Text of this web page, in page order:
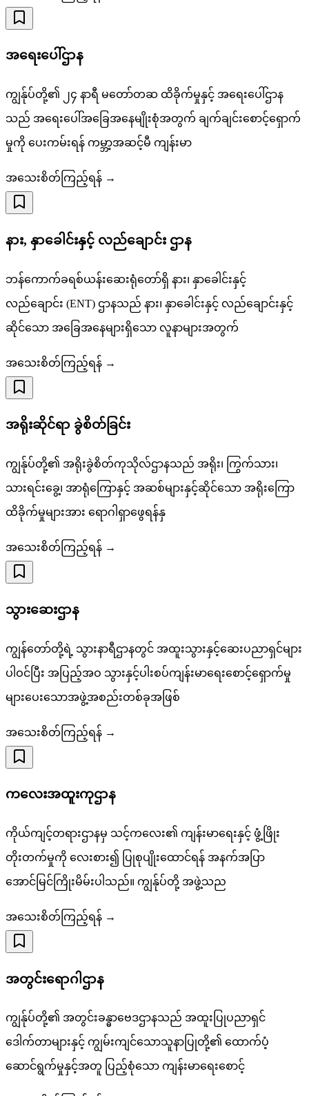
အရေးပေါ်ဌာန
ကျွန်ုပ်တို့၏ ၂၄ နာရီ မတော်တဆ ထိခိုက်မှုနှင့် အရေးပေါ်ဌာန
သည် အရေးပေါ်အခြေအနေမျိုးစုံအတွက် ချက်ချင်းစောင့်ရှောက်
မှုကို ပေးကမ်းရန် ကမ္ဘာ့အဆင့်မီ ကျန်းမာ
အသေးစိတ်ကြည့်ရန် →
နား, နှာခေါင်းနှင့် လည်ချောင်း ဌာန
ဘန်ကောက်ခရစ်ယန်းဆေးရုံတော်ရှိ နား၊ နှာခေါင်းနှင့်
လည်ချောင်း (ENT) ဌာနသည် နား၊ နှာခေါင်းနှင့် လည်ချောင်းနှင့်
ဆိုင်သော အခြေအနေများရှိသော လူနာများအတွက်
အသေးစိတ်ကြည့်ရန် →
အရိုးဆိုင်ရာ ခွဲစိတ်ခြင်း
ကျွန်ုပ်တို့၏ အရိုးခွဲစိတ်ကုသိုလ်ဌာနသည် အရိုး၊ ကြွက်သား၊
သားရင်းခွေ့၊ အာရုံကြောနှင့် အဆစ်များနှင့်ဆိုင်သော အရိုးကြော
ထိခိုက်မှုများအား ရောဂါရှာဖွေရန်နှ
အသေးစိတ်ကြည့်ရန် →
သွားဆေး‌ဌာန
ကျွန်တော်တို့ရဲ့ သွားနာရီဌာနတွင် အထူးသွားနှင့်ဆေးပညာရှင်များ
ပါဝင်ပြီး အပြည့်အဝ သွားနှင့်ပါးစပ်ကျန်းမာရေးစောင့်ရှောက်မှု
များပေးသောအဖွဲ့အစည်းတစ်ခုအဖြစ်
အသေးစိတ်ကြည့်ရန် →
ကလေးအထူးကုဌာန
ကိုယ်ကျင့်တရားဌာနမှ သင့်ကလေး၏ ကျန်းမာရေးနှင့် ဖွံ့ဖြိုး
တိုးတက်မှုကို လေးစား၍ ပြုစုပျိုးထောင်ရန် အနက်အပြာ
အောင်မြင်ကြိုးမိမ်းပါသည်။ ကျွန်ုပ်တို့ အဖွဲ့သည
အသေးစိတ်ကြည့်ရန် →
အတွင်းရောဂါဌာန
ကျွန်ုပ်တို့၏ အတွင်းခန္ဓာဗေဒဌာနသည် အထူးပြုပညာရှင်
ဒေါက်တာများနှင့် ကျွမ်းကျင်သောသူနာပြုတို့၏ ထောက်ပံ့
ဆောင်ရွက်မှုနှင့်အတူ ပြည့်စုံသော ကျန်းမာရေးစောင့်